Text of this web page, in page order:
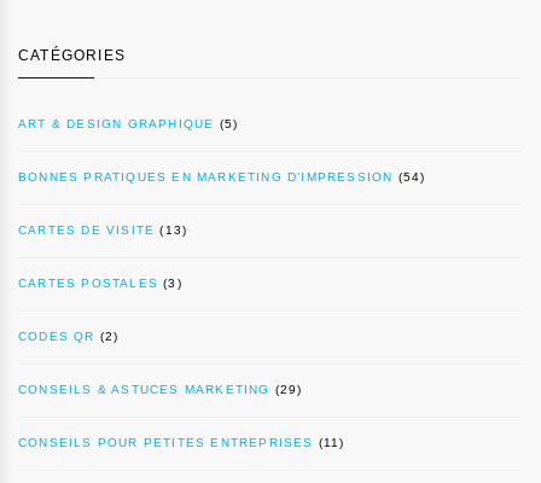
CATÉGORIES
ART & DESIGN GRAPHIQUE (5)
BONNES PRATIQUES EN MARKETING D’IMPRESSION (54)
CARTES DE VISITE (13)
CARTES POSTALES (3)
CODES QR (2)
CONSEILS & ASTUCES MARKETING (29)
CONSEILS POUR PETITES ENTREPRISES (11)